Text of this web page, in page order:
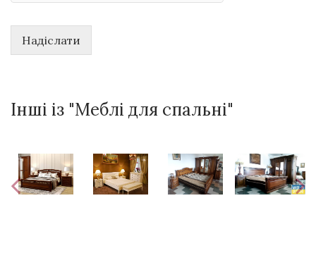
Надіслати
Інші із "Меблі для спальні"